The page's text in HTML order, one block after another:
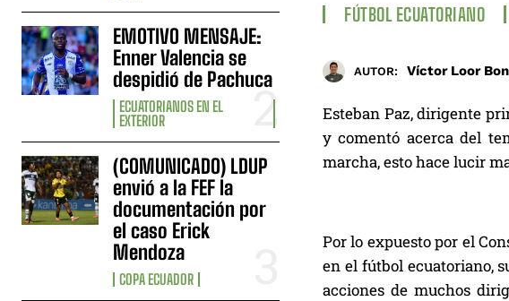
EMOTIVO MENSAJE:
Enner Valencia se
despidió de Pachuca
ECUATORIANOS EN EL
EXTERIOR
(COMUNICADO) LDUP
envió a la FEF la
documentación por
el caso Erick
Mendoza
COPA ECUADOR
FÚTBOL ECUATORIANO
AUTOR: Víctor Loor
Esteban Paz, dirigente
y comentó acerca del
marcha, esto hace lucir
Por lo expuesto por el
en el fútbol ecuatoriano,
acciones de muchos